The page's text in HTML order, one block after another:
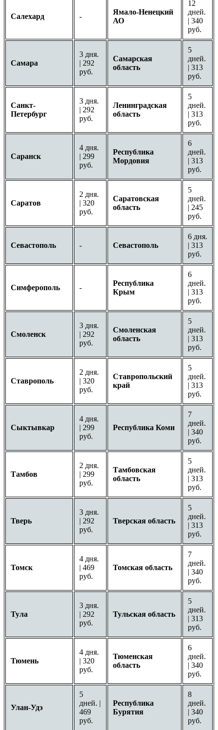
Салехард -
Ямало-Ненецкий
АО
12
дней.
| 340
руб.
Самара
3 дня.
| 292
руб.
Самарская
область
5
дней.
| 313
руб.
Санкт-
Петербург
3 дня.
| 292
руб.
Ленинградская
область
5
дней.
| 313
руб.
Саранск
4 дня.
| 299
руб.
Республика
Мордовия
6
дней.
| 313
руб.
Саратов
2 дня.
| 320
руб.
Саратовская
область
5
дней.
| 245
руб.
Севастополь - Севастополь
6 дня.
| 313
руб.
Симферополь -
Республика
Крым
6
дней.
| 313
руб.
Смоленск
3 дня.
| 292
руб.
Смоленская
область
5
дней.
| 313
руб.
Ставрополь
2 дня.
| 320
руб.
Ставропольский
край
5
дней.
| 313
руб.
Сыктывкар
4 дня.
| 299
руб.
Республика Коми
7
дней.
| 340
руб.
Тамбов
2 дня.
| 299
руб.
Тамбовская
область
5
дней.
| 313
руб.
Тверь
3 дня.
| 292
руб.
Тверская область
5
дней.
| 313
руб.
Томск
4 дня.
| 469
руб.
Томская область
7
дней.
| 340
руб.
Тула
3 дня.
| 292
руб.
Тульская область
5
дней.
| 313
руб.
Тюмень
4 дня.
| 320
руб.
Тюменская
область
6
дней.
| 340
руб.
Улан-Удэ
5
дней. |
469
руб.
Республика
Бурятия
8
дней.
| 340
руб.